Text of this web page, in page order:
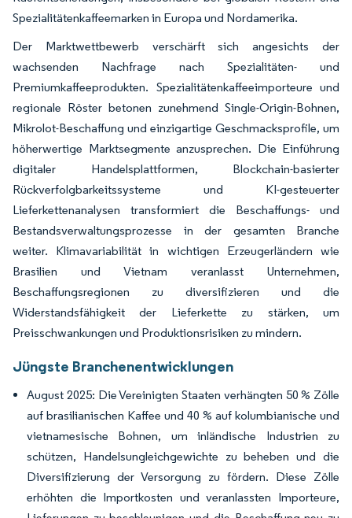
Spezialitätenkaffeemarken in Europa und Nordamerika.
Der Marktwettbewerb verschärft sich angesichts der
wachsenden Nachfrage nach Spezialitäten- und
Premiumkaffeeprodukten. Spezialitätenkaffeeimporteure und
regionale Röster betonen zunehmend Single-Origin-Bohnen,
Mikrolot-Beschaffung und einzigartige Geschmacksprofile, um
höherwertige Marktsegmente anzusprechen. Die Einführung
digitaler Handelsplattformen, Blockchain-basierter
Rückverfolgbarkeitssysteme und KI-gesteuerter
Lieferkettenanalysen transformiert die Beschaffungs- und
Bestandsverwaltungsprozesse in der gesamten Branche
weiter. Klimavariabilität in wichtigen Erzeugerländern wie
Brasilien und Vietnam veranlasst Unternehmen,
Beschaffungsregionen zu diversifizieren und die
Widerstandsfähigkeit der Lieferkette zu stärken, um
Preisschwankungen und Produktionsrisiken zu mindern.
Jüngste Branchenentwicklungen
August 2025: Die Vereinigten Staaten verhängten 50 % Zölle
auf brasilianischen Kaffee und 40 % auf kolumbianische und
vietnamesische Bohnen, um inländische Industrien zu
schützen, Handelsungleichgewichte zu beheben und die
Diversifizierung der Versorgung zu fördern. Diese Zölle
erhöhten die Importkosten und veranlassten Importeure,